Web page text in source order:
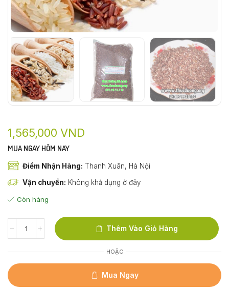
1,565,000 VND
MUA NGAY HÔM NAY
Điểm Nhận Hàng: Thanh Xuân, Hà Nội
Vận chuyển: Không khả dụng ở đây
Còn hàng
Thêm Vào Giỏ Hàng
HOẶC
Mua Ngay